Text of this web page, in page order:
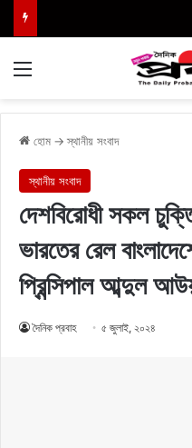
হোম → স্থানীয় সংবাদ
স্থানীয় সংবাদ
দেশবিরোধী সকল
ভারতের রেল
প্রিন্সিপাল আব্দুল
দৈনিক প্রবাহ ৫ জুলাই, ২০২৪